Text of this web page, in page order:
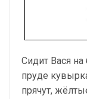
Сидит Вася на
пруде
прячут,